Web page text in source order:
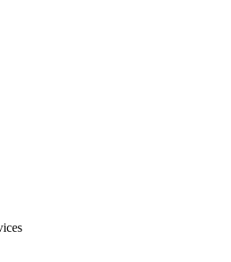
clés ABL Diagnostics